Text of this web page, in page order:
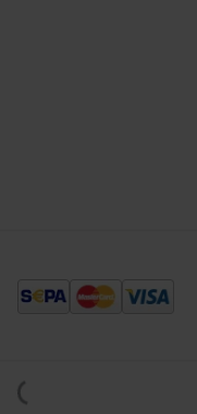
sind urheberrechtlich geschützt